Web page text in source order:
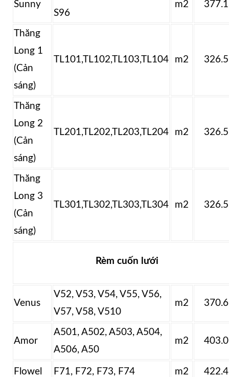
Sunny
S96
m2
Thăng
Long 1
(Cản
sáng)
TL101,TL102,TL103,TL104 m2
Thăng
Long 2
(Cản
sáng)
TL201,TL202,TL203,TL204 m2
Thăng
Long 3
(Cản
sáng)
TL301,TL302,TL303,TL304 m2
Rèm cuốn lưới
Venus
V52, V53, V54, V55, V56,
V57, V58, V510
m2
Amor
A501, A502, A503, A504,
A506, A50
m2
Flowel F71, F72, F73, F74 m2